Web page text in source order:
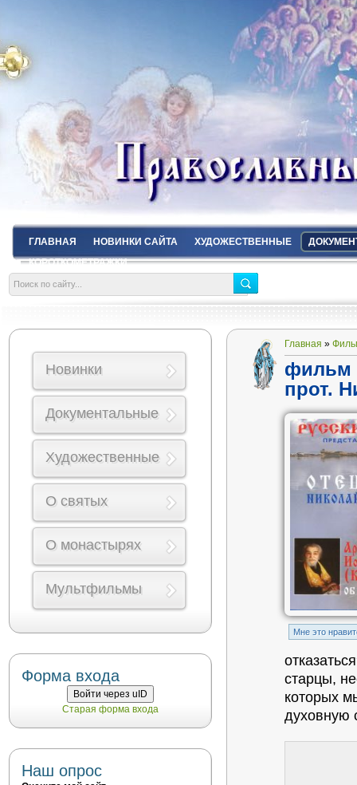
ГЛАВНАЯ НОВИНКИ САЙТА ХУДОЖЕСТВЕННЫЕ
КОРОТКОМЕТРАЖКИ
Главная »
фильм
прот.
Mне это
старцы,
которых
духовную
Новинки
Документальные
Художественные
О святых
О монастырях
Мультфильмы
Форма входа
Войти через uID
Старая форма входа
Наш опрос